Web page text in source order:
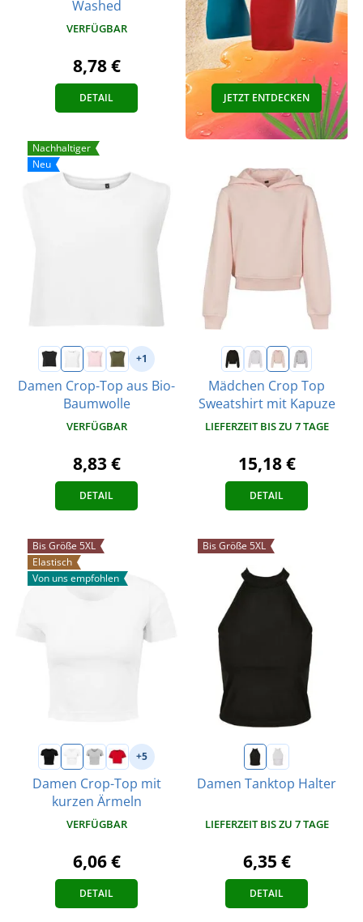
Washed
VERFÜGBAR
8,78 €
DETAIL JETZT ENTDECKEN
Nachhaltiger
Neu
+1
Damen Crop-Top aus Bio-
Baumwolle
VERFÜGBAR
8,83 €
DETAIL
Mädchen Crop Top
Sweatshirt mit Kapuze
LIEFERZEIT BIS ZU 7 TAGE
15,18 €
DETAIL
Bis Größe 5XL
Elastisch
Von uns empfohlen
+5
Damen Crop-Top mit
kurzen Ärmeln
VERFÜGBAR
6,06 €
DETAIL
Bis Größe 5XL
Damen Tanktop Halter
LIEFERZEIT BIS ZU 7 TAGE
6,35 €
DETAIL